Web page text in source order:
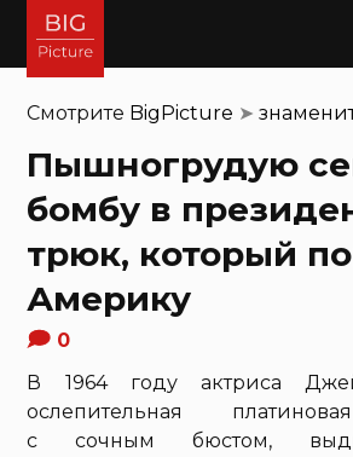
Смотрите BigPicture ➤
Пышногрудую
бомбу в
трюк, который
Америку
0
В 1964 году актриса
ослепительная
с сочным бюстом,